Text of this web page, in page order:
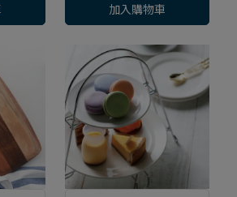
加入購物車